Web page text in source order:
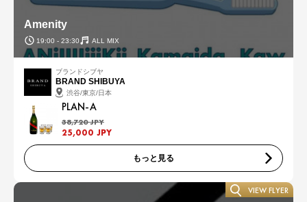
Amenity
19:00 - 23:30 ALL MIX
ブランドシブヤ
BRAND SHIBUYA
渋谷/東京/日本
PLAN-A
38,720 JPY
25,000 JPY
もっと見る
VIEW FLYER